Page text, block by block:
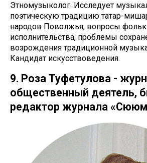
Этномузыколог. Исследует
поэтическую традицию татар-
народов Поволжья, вопросы
исполнительства, проблемы
возрождения традиционной
Кандидат искусствоведения.
9. Роза Туфетулова -
общественный деятель,
редактор журнала